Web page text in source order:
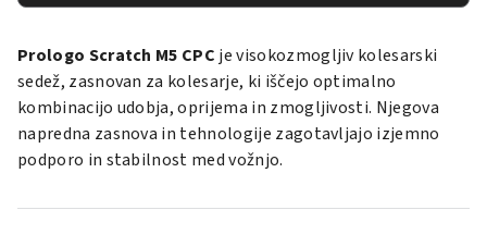
Prologo Scratch M5 CPC je visokozmogljiv kolesarski
sedež, zasnovan za kolesarje, ki iščejo optimalno
kombinacijo udobja, oprijema in zmogljivosti. Njegova
napredna zasnova in tehnologije zagotavljajo izjemno
podporo in stabilnost med vožnjo.